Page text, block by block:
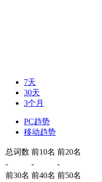
7天
30天
3个月
PC趋势
移动趋势
总词数 前10名 前20名
-
-
-
前30名 前40名 前50名